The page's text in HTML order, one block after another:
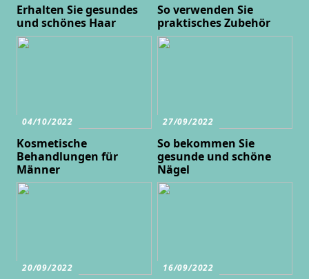
Erhalten Sie gesundes
und schönes Haar
So verwenden Sie
praktisches Zubehör
04/10/2022
Kosmetische
Behandlungen für
Männer
27/09/2022
So bekommen Sie
gesunde und schöne
Nägel
20/09/2022 16/09/2022